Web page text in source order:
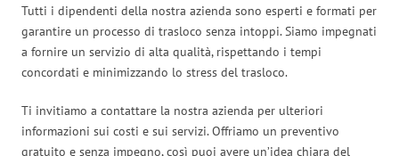
Tutti i dipendenti della nostra azienda sono esperti e formati per
garantire un processo di trasloco senza intoppi. Siamo impegnati
a fornire un servizio di alta qualità, rispettando i tempi
concordati e minimizzando lo stress del trasloco.
Ti invitiamo a contattare la nostra azienda per ulteriori
informazioni sui costi e sui servizi. Offriamo un preventivo
gratuito e senza impegno, così puoi avere un’idea chiara del